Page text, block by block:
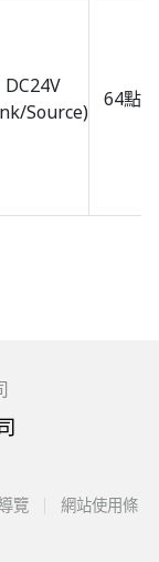
DC24V
Source)
64點
覽
網站使用條